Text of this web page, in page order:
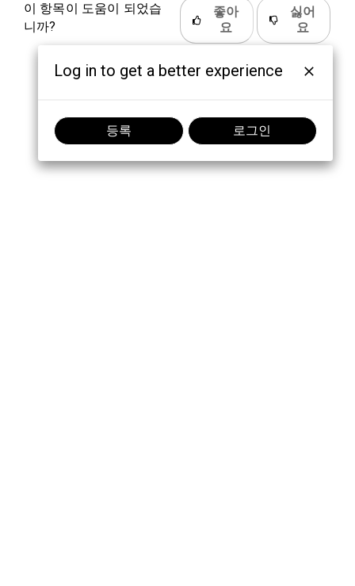
이 항목이 도움이 되었습
니까?
좋아
요
싫어
요
Log in to get a better experience
등록 로그인